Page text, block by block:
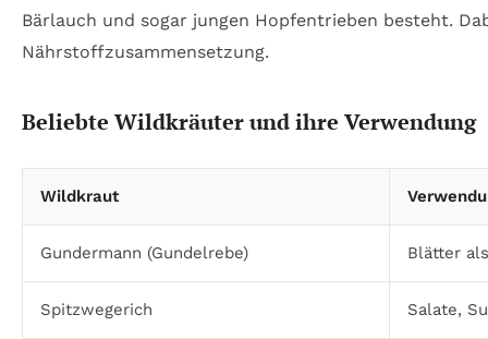
Bärlauch und sogar jungen Hopfentrieben besteht.
Nährstoffzusammensetzung.
Beliebte Wildkräuter und ihre Verwendung
Wildkraut
Gundermann (Gundelrebe) Blätter
Spitzwegerich Salate,